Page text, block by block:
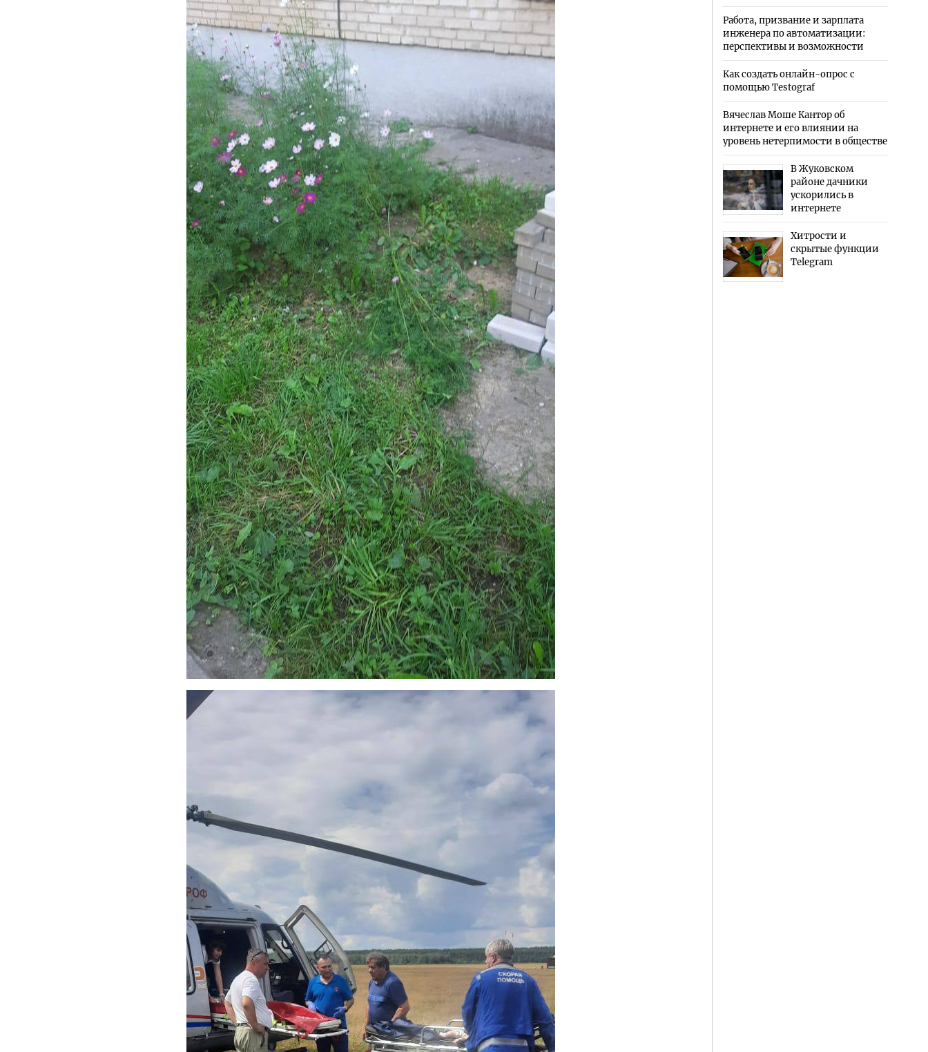
Работа, призвание и зарплата
инженера по автоматизации:
перспективы и возможности
Как создать онлайн-опрос с
помощью Testograf
Вячеслав Моше Кантор об
интернете и его влиянии на
уровень нетерпимости в обществе
В Жуковском
районе дачники
ускорились в
интернете
Хитрости и
скрытые функции
Telegram